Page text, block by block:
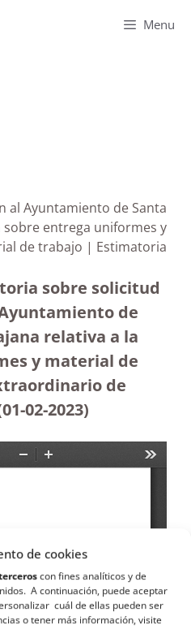
de cookies
con fines analíticos y de
A continuación, puede aceptar
cuál de ellas pueden ser
o tener más información, visite
Menu
al Ayuntamiento de Santa
sobre entrega uniformes y
de trabajo | Estimatoria
sobre solicitud
de
relativa a la
y material de
de
02-2023)